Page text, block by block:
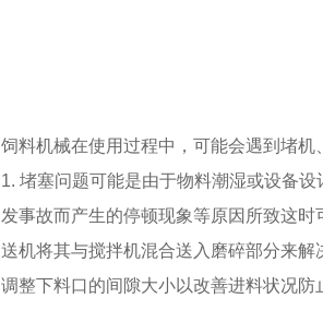
饲料机械在使用过程中，可能会遇到堵
1. 堵塞问题可能是由于物料潮湿或设备
发事故而产生的停顿现象等原因所致这
送机将其与搅拌机混合送入磨碎部分来
调整下料口的间隙大小以改善进料状况